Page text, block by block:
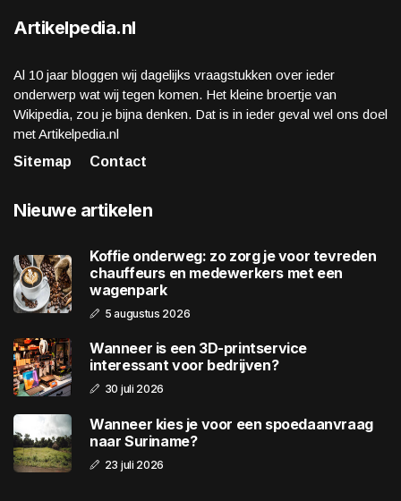
Artikelpedia.nl
Al 10 jaar bloggen wij dagelijks vraagstukken over ieder
onderwerp wat wij tegen komen. Het kleine broertje van
Wikipedia, zou je bijna denken. Dat is in ieder geval wel ons doel
met Artikelpedia.nl
Sitemap
Contact
Nieuwe artikelen
Koffie onderweg: zo zorg je voor tevreden
chauffeurs en medewerkers met een
wagenpark
5 augustus 2026
Wanneer is een 3D-printservice
interessant voor bedrijven?
30 juli 2026
Wanneer kies je voor een spoedaanvraag
naar Suriname?
23 juli 2026